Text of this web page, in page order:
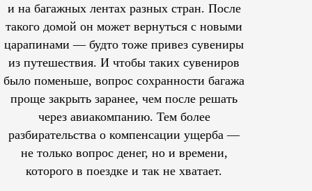
и на багажных лентах разных стран. После
такого домой он может вернуться с новыми
царапинами — будто тоже привез сувениры
из путешествия. И чтобы таких сувениров
было поменьше, вопрос сохранности багажа
проще закрыть заранее, чем после решать
через авиакомпанию. Тем более
разбирательства о компенсации ущерба —
не только вопрос денег, но и времени,
которого в поездке и так не хватает.